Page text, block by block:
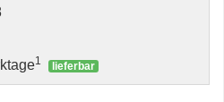
1 lieferbar